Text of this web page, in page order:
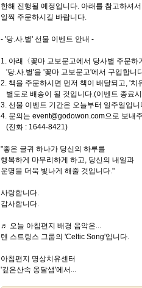
한해 진행될 예정입니다. 아래를 참고하셔서
일찍 주문하시길 바랍니다.
- '당.사.별' 선물 이벤트 안내 -
1. 아래〈꽃마 교보문고에서 당사별 주문하
'당.사.별'을 '꽃마 교보문고'에서 구입합니
2. 책을 주문하시면 먼저 책이 배달되고, '치
별도로 배송이 될 것입니다.(이벤트 종료
3. 선물 이벤트 기간은 오늘부터 일주일입
4. 문의는 event@godowon.com으로 보내
(전화 : 1644-8421)
"좋은 글귀 하나가 당신의 하루를
행복하게 마무리하게 하고, 당신의 내일과
운명을 더욱 빛나게 해줄 것입니다."
사랑합니다.
감사합니다.
♬ 오늘 아침편지 배경 음악은...
텐 스트링스 그룹의 'Celtic Song'입니다.
아침편지 명상치유센터
'깊은산속 옹달샘'에서...